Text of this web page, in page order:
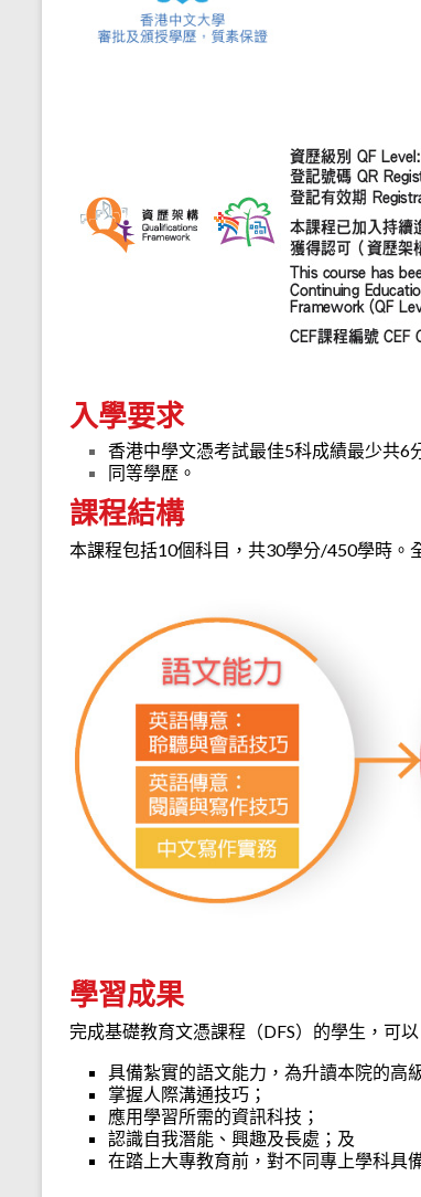
入學要求
香港中學文憑考試最佳5科成績最少共6
同等學歷。
課程結構
本課程包括10個科目，共30學分/450學時。
學習成果
完成基礎教育文憑課程（DFS）的學生，可以
具備紮實的語文能力，為升讀本院的高
掌握人際溝通技巧；
應用學習所需的資訊科技；
認識自我潛能、興趣及長處；及
在踏上大專教育前，對不同專上學科具